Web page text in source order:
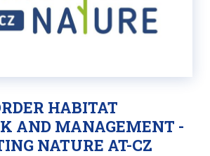
HABITAT
AND MANAGEMENT -
NATURE AT-CZ